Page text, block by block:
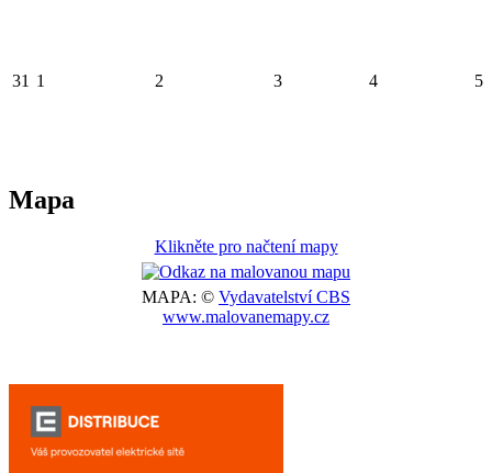
31 1 2 3 4 5
Mapa
Klikněte pro načtení mapy
MAPA: © Vydavatelství CBS
www.malovanemapy.cz